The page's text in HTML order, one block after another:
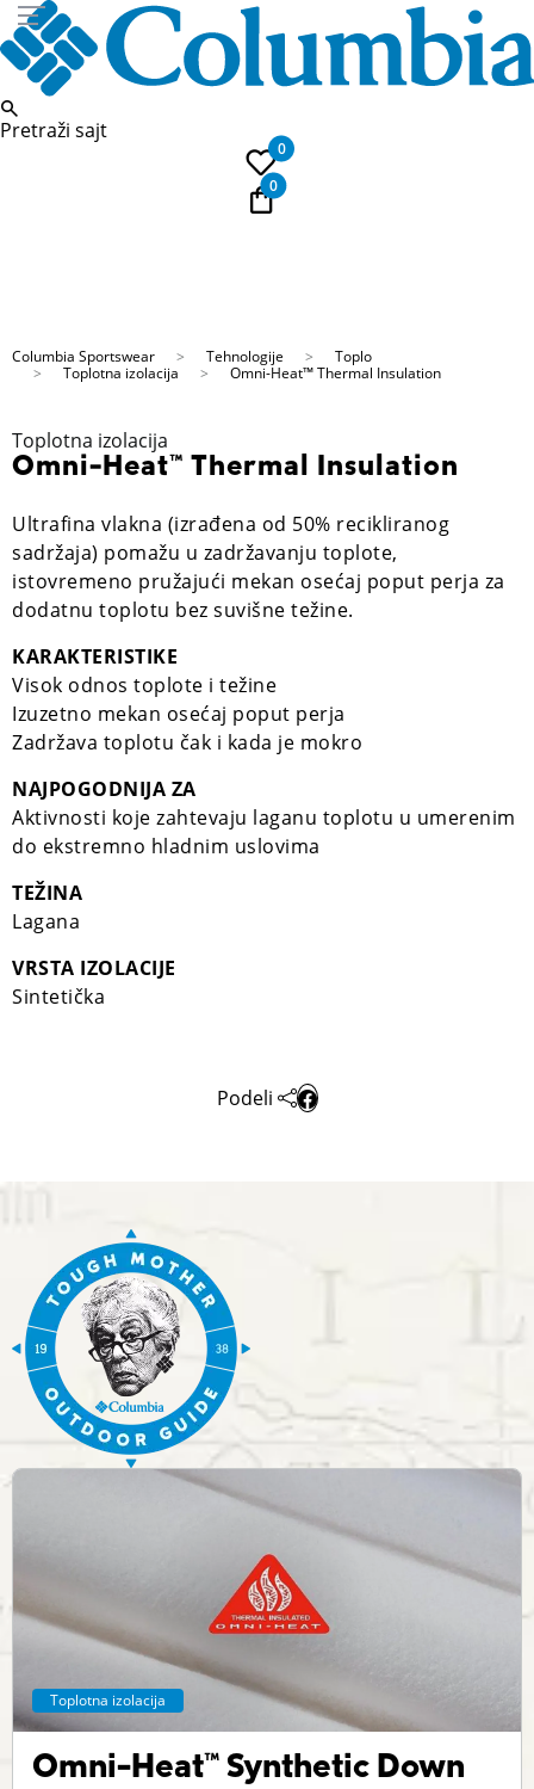
Pretraži sajt
0
0
Columbia Sportswear Tehnologije
Toplo
Toplotna izolacija
Omni-Heat™ Thermal Insulation
Toplotna izolacija
Omni-Heat™ Thermal Insulation
Ultrafinа vlakna (izrađena od 50% recikliranog
sadržaja) pomažu u zadržavanju toplote,
istovremeno pružajući mekan osećaj poput perja za
dodatnu toplotu bez suvišne težine.
KARAKTERISTIKE
Visok odnos toplote i težine
Izuzetno mekan osećaj poput perja
Zadržava toplotu čak i kada je mokro
NAJPOGODNIJA ZA
Aktivnosti koje zahtevaju laganu toplotu u umerenim
do ekstremno hladnim uslovima
TEŽINA
Lagana
VRSTA IZOLACIJE
Sintetička
Podeli
Toplotna izolacija
Omni-Heat™ Synthetic Down